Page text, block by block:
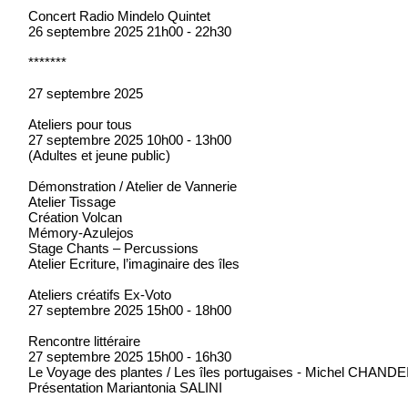
Concert Radio Mindelo Quintet
26 septembre 2025 21h00 - 22h30
*******
27 septembre 2025
Ateliers pour tous
27 septembre 2025 10h00 - 13h00
(Adultes et jeune public)
Démonstration / Atelier de Vannerie
Atelier Tissage
Création Volcan
Mémory-Azulejos
Stage Chants – Percussions
Atelier Ecriture, l’imaginaire des îles
Ateliers créatifs Ex-Voto
27 septembre 2025 15h00 - 18h00
Rencontre littéraire
27 septembre 2025 15h00 - 16h30
Le Voyage des plantes / Les îles portugaises - Michel
Présentation Mariantonia SALINI